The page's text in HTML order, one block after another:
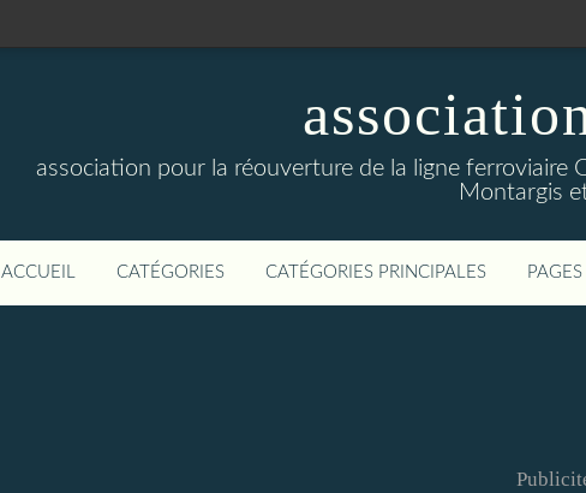
association pour la réouverture de la ligne ferroviaire
Montargis
ACCUEIL CATÉGORIES CATÉGORIES PRINCIPALES PAGES